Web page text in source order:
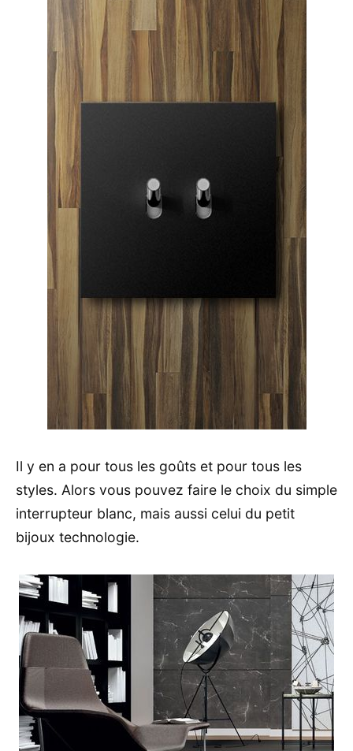
Il y en a pour tous les goûts et pour tous les
styles. Alors vous pouvez faire le choix du simple
interrupteur blanc, mais aussi celui du petit
bijoux technologie.